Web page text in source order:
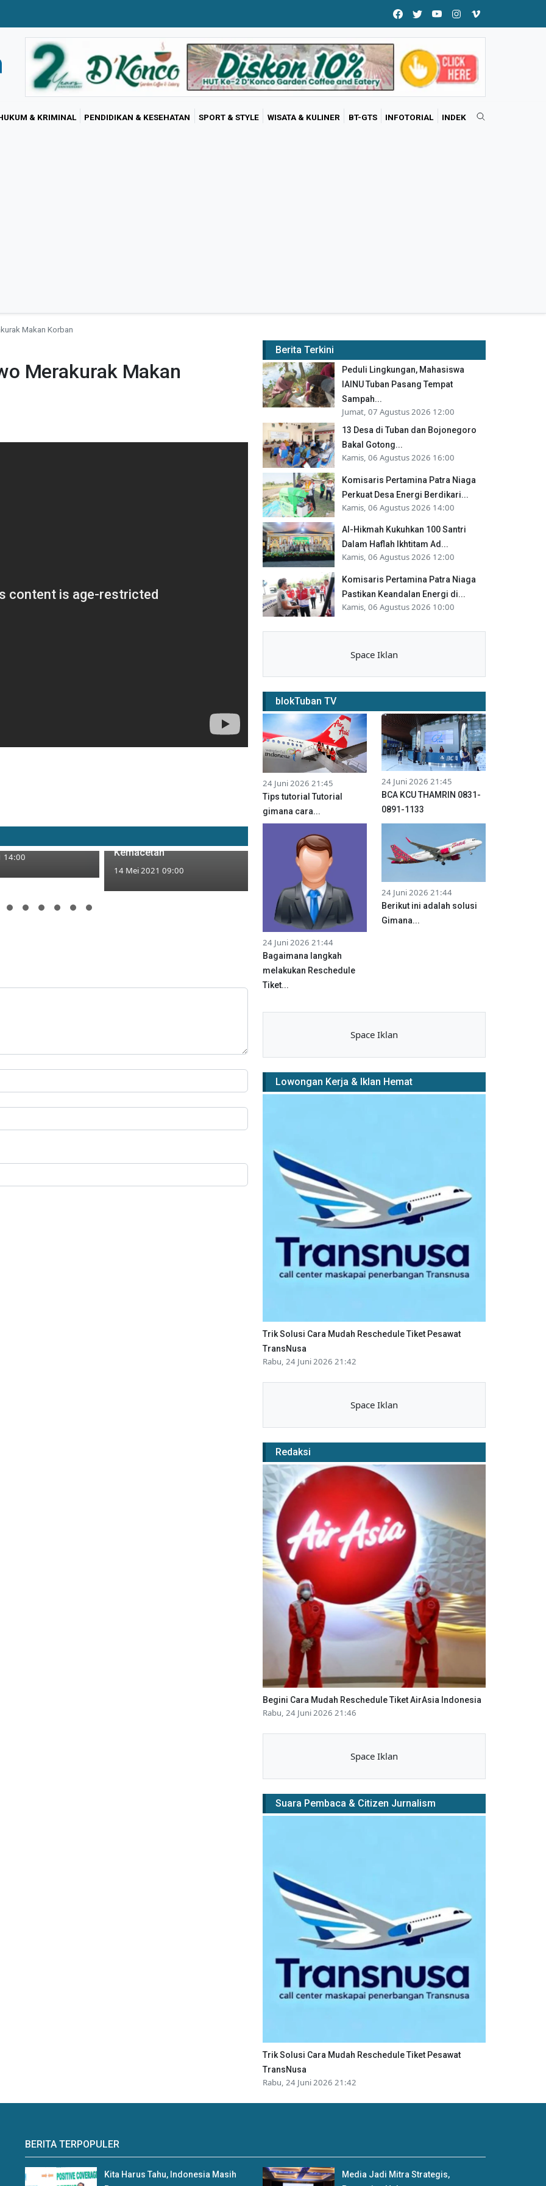
& KRIMINAL PENDIDIKAN & KESEHATAN SPORT & STYLE WISATA & KULINER BT-GTS INFOTORIAL INDEK
Makan Korban
Merakurak Makan
Diperbaiki,
Kini
14:00
Kemacetan
14 Mei 2021 09:00
Berita Terkini
Peduli Lingkungan, Mahasiswa
IAINU Tuban Pasang Tempat
Sampah...
Jumat, 07 Agustus 2026 12:00
13 Desa di Tuban dan Bojonegoro
Bakal Gotong...
Kamis, 06 Agustus 2026 16:00
Komisaris Pertamina Patra Niaga
Perkuat Desa Energi Berdikari...
Kamis, 06 Agustus 2026 14:00
Al-Hikmah Kukuhkan 100 Santri
Dalam Haflah Ikhtitam Ad...
Kamis, 06 Agustus 2026 12:00
Komisaris Pertamina Patra Niaga
Pastikan Keandalan Energi di...
Kamis, 06 Agustus 2026 10:00
Space Iklan
blokTuban TV
24 Juni 2026 21:45
Tips tutorial Tutorial
gimana cara...
24 Juni 2026 21:45
BCA KCU THAMRIN 0831-
0891-1133
24 Juni 2026 21:44
Bagaimana langkah
melakukan Reschedule
Tiket...
24 Juni 2026 21:44
Berikut ini adalah solusi
Gimana...
Space Iklan
Lowongan Kerja & Iklan Hemat
Trik Solusi Cara Mudah Reschedule Tiket Pesawat
TransNusa
Rabu, 24 Juni 2026 21:42
Space Iklan
Redaksi
Begini Cara Mudah Reschedule Tiket AirAsia Indonesia
Rabu, 24 Juni 2026 21:46
Space Iklan
Suara Pembaca & Citizen Jurnalism
Trik Solusi Cara Mudah Reschedule Tiket Pesawat
TransNusa
Rabu, 24 Juni 2026 21:42
BERITA TERPOPULER
Kita Harus Tahu, Indonesia Masih
Media Jadi Mitra Strategis,